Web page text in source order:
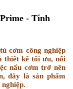
- Tính
cơm công nghiệp
thiết kế tối ưu, nổi
nấu cơm trở nên
đây là sản phẩm